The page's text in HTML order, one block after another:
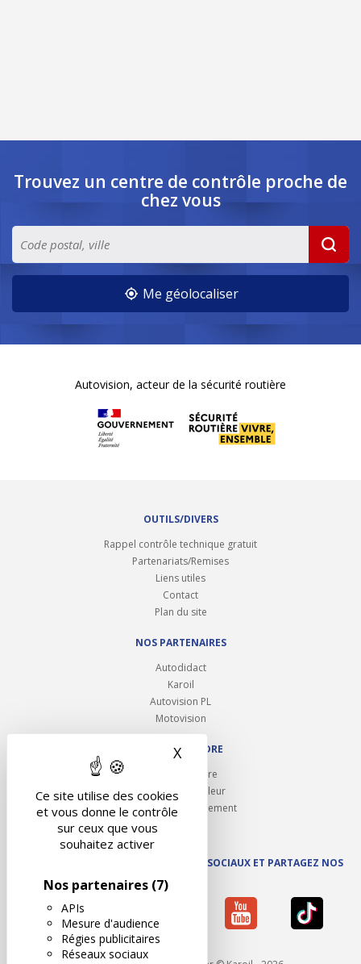
Ce site utilise des cookies
et vous donne le contrôle
sur ceux que vous
souhaitez activer
Nos partenaires (7)
APIs
Mesure d'audience
Régies publicitaires
Réseaux sociaux
X Masquer le bandeau des
Trouvez un centre de contrôle proche de
chez vous
Me géolocaliser
Autovision, acteur de la sécurité routière
OUTILS/DIVERS
Rappel contrôle technique gratuit
Partenariats/Remises
Liens utiles
Contact
Plan du site
NOS PARTENAIRES
Autodidact
Karoil
Autovision PL
Motovision
NOUS REJOINDRE
Ouvrir un centre
Devenez contrôleur
Carrières et recrutement
SUIVEZ AUTOVISION SUR LES RÉSEAUX SOCIAUX ET PARTAGEZ NOS
ACTUS